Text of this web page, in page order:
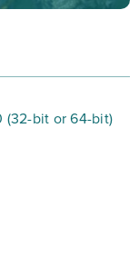
i budować
łącząc
porzucić tę
– wybór
dostępnych na
(32-bit or 64-bit)